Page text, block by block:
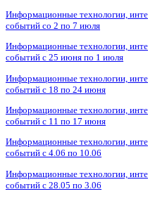
Информационные технологии,
событий со 2 по 7 июля
Информационные технологии,
событий с 25 июня по 1 июля
Информационные технологии,
событий с 18 по 24 июня
Информационные технологии,
событий с 11 по 17 июня
Информационные технологии,
событий с 4.06 по 10.06
Информационные технологии,
событий с 28.05 по 3.06